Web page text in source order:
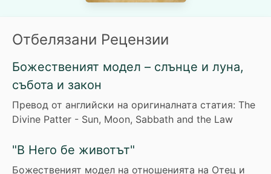
Отбелязани Рецензии
Божественият модел – слънце и луна,
събота и закон
Превод от английски на оригиналната статия: The
Divine Patter - Sun, Moon, Sabbath and the Law
"В Него бе животът"
Божественият модел на отношенията на Отец и